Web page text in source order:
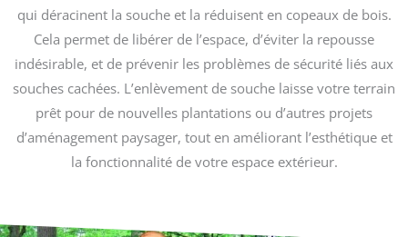
qui déracinent la souche et la réduisent en copeaux de bois.
Cela permet de libérer de l’espace, d’éviter la repousse
indésirable, et de prévenir les problèmes de sécurité liés aux
souches cachées. L’enlèvement de souche laisse votre terrain
prêt pour de nouvelles plantations ou d’autres projets
d’aménagement paysager, tout en améliorant l’esthétique et
la fonctionnalité de votre espace extérieur.